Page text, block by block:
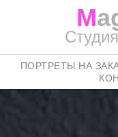
M
ПОРТРЕТЫ НА